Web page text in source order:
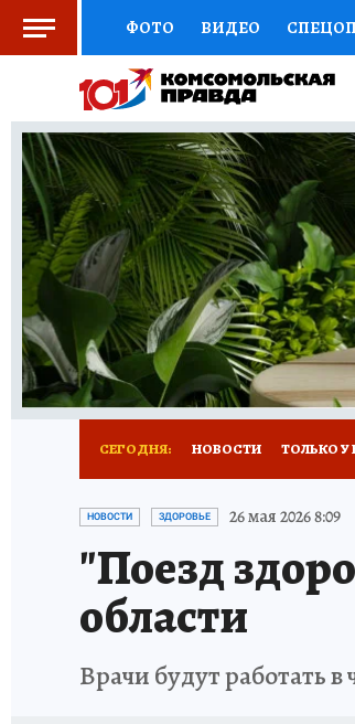
ФОТО ВИДЕО
СОЦПОДДЕРЖКА НАУКА
ВЫБОР ЭКСПЕРТОВ
КНИЖНАЯ ПОЛКА
ПРЕСС-ЦЕНТР
РАДИО КП РЕКЛАМА
СЕГОДНЯ: НОВОСТИ ТОЛЬКО У
ИСПЫТАНО НА СЕБЕ
НОВОСТИ ЗДОРОВЬЕ 26 мая 2026 8:09
"Поезд
области
Врачи будут работать